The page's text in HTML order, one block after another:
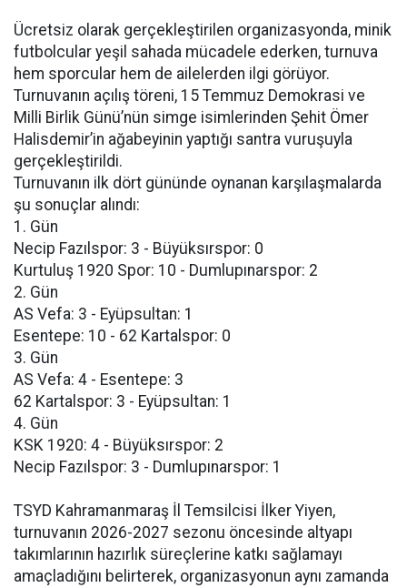
Ücretsiz olarak gerçekleştirilen organizasyonda, minik
futbolcular yeşil sahada mücadele ederken, turnuva
hem sporcular hem de ailelerden ilgi görüyor.
Turnuvanın açılış töreni, 15 Temmuz Demokrasi ve
Milli Birlik Günü’nün simge isimlerinden Şehit Ömer
Halisdemir’in ağabeyinin yaptığı santra vuruşuyla
gerçekleştirildi.
Turnuvanın ilk dört gününde oynanan karşılaşmalarda
şu sonuçlar alındı:
1. Gün
Necip Fazılspor: 3 - Büyüksırspor: 0
Kurtuluş 1920 Spor: 10 - Dumlupınarspor: 2
2. Gün
AS Vefa: 3 - Eyüpsultan: 1
Esentepe: 10 - 62 Kartalspor: 0
3. Gün
AS Vefa: 4 - Esentepe: 3
62 Kartalspor: 3 - Eyüpsultan: 1
4. Gün
KSK 1920: 4 - Büyüksırspor: 2
Necip Fazılspor: 3 - Dumlupınarspor: 1
TSYD Kahramanmaraş İl Temsilcisi İlker Yiyen,
turnuvanın 2026-2027 sezonu öncesinde altyapı
takımlarının hazırlık süreçlerine katkı sağlamayı
amaçladığını belirterek, organizasyonun aynı zamanda